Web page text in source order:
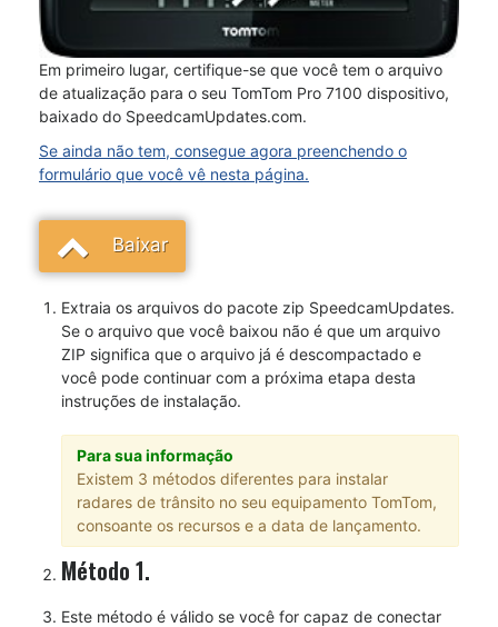
Em primeiro lugar, certifique-se que você tem o arquivo
de atualização para o seu TomTom Pro 7100 dispositivo,
baixado do SpeedcamUpdates.com.
Se ainda não tem, consegue agora preenchendo o
formulário que você vê nesta página.
Baixar
Extraia os arquivos do pacote zip SpeedcamUpdates.
Se o arquivo que você baixou não é que um arquivo
ZIP significa que o arquivo já é descompactado e
você pode continuar com a próxima etapa desta
instruções de instalação.
Para sua informação
Existem 3 métodos diferentes para instalar
radares de trânsito no seu equipamento TomTom,
consoante os recursos e a data de lançamento.
Método 1.
Este método é válido se você for capaz de conectar